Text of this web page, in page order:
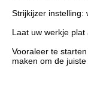
Strijkijzer instelling:
Laat uw werkje
Vooraleer te
maken om de